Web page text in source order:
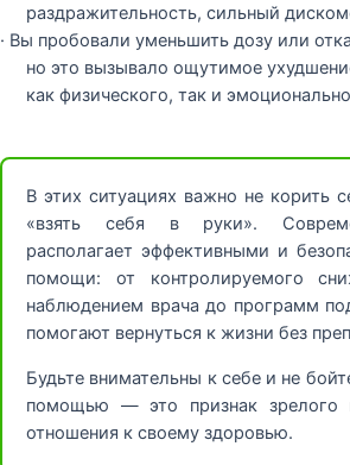
раздражительность, сильный
· Вы пробовали уменьшить дозу или
но это вызывало ощутимое
как физического, так и
В этих ситуациях важно не корить
«взять себя в руки».
располагает эффективными и
помощи: от контролируемого
наблюдением врача до программ
помогают вернуться к жизни без
Будьте внимательны к себе и не
помощью — это признак зрелого
отношения к своему здоровью.